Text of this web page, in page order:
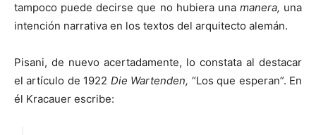
tampoco puede decirse que no hubiera una manera, una
intención narrativa en los textos del arquitecto alemán.
Pisani, de nuevo acertadamente, lo constata al destacar
el artículo de 1922 Die Wartenden, “Los que esperan”. En
él Kracauer escribe: